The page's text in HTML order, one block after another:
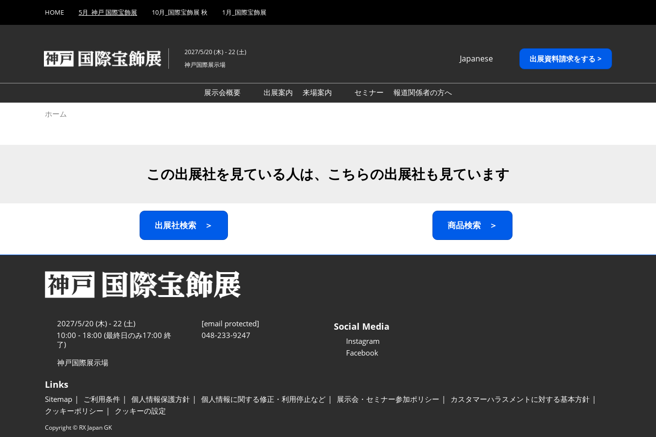
キ
し
て
to
HOME 5月_神戸 国際宝飾展 10月_国際宝飾展 秋 1月_国際宝飾展
2027/5/20 (木) - 22 (土)
神戸国際展示場
Japanese
English
繁體中文
出展資料請求をする >
展示会概要
出展案内
来場案内
セミナー 報道関係者の方へ
ホーム
この出展社を見ている人は、こちらの出展社も見ています
出展社検索 ＞ 商品検索 ＞
2027/5/20 (木) - 22 (土)
10:00 - 18:00 (最終日のみ17:00 終
了)
神戸国際展示場
[email protected]
048-233-9247
Social Media
Instagram
Facebook
Links
Sitemap ご利用条件 個人情報保護方針 個人情報に関する修正・利用停止など 展示会・セミナー参加ポリシー
カスタマーハラスメントに対する基本方針
クッキーポリシー
クッキーの設定
Copyright © RX Japan GK